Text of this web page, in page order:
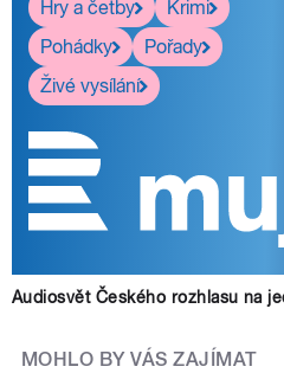
Hry a četby
Krimi
Pohádky
Pořady
Živé vysílání
Audiosvět Českého rozhlasu na
MOHLO BY VÁS ZAJÍMAT